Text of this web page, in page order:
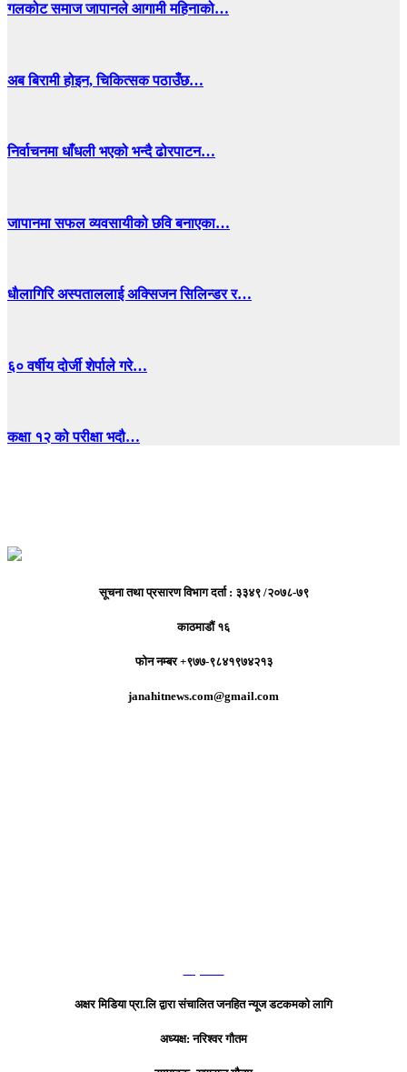
गलकोट समाज जापानले आगामी महिनाको…
अब बिरामी होइन, चिकित्सक पठाउँछ…
निर्वाचनमा धाँधली भएको भन्दै ढोरपाटन…
जापानमा सफल व्यवसायीको छवि बनाएका…
धाैलागिरि अस्पताललाई अक्सिजन सिलिन्डर र…
६० वर्षीय दोर्जी शेर्पाले गरे…
कक्षा १२ को परीक्षा भदौ…
सूचना तथा प्रसारण विभाग दर्ता : ३३४९ /२०७८-७९
काठमाडौं १६
फोन नम्बर +९७७-९८४१९७४२१३
janahitnews.com@gmail.com
अक्षर मिडिया प्रा.लि द्वारा संचालित जनहित न्यूज डटकमको लागि
अध्यक्ष: नरिश्वर गौतम